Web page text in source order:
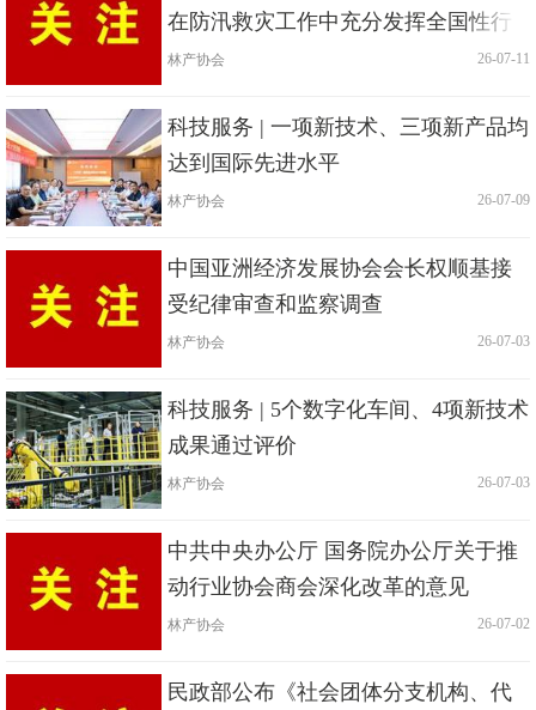
在防汛救灾工作中充分发挥全国性行
业协会商会基层党组织战斗堡垒作用
林产协会 | 26-07-11
科技服务 | 一项新技术、三项新产品均
达到国际先进水平
林产协会 | 26-07-09
中国亚洲经济发展协会会长权顺基接
受纪律审查和监察调查
林产协会 | 26-07-03
科技服务 | 5个数字化车间、4项新技术
成果通过评价
林产协会 | 26-07-03
中共中央办公厅 国务院办公厅关于推
动行业协会商会深化改革的意见
林产协会 | 26-07-02
民政部公布《社会团体分支机构、代